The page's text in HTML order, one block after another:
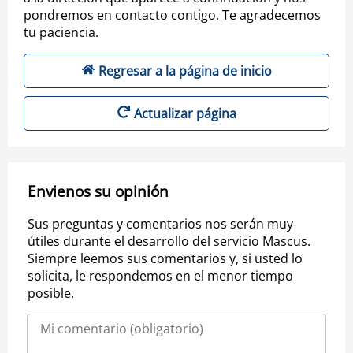
pondremos en contacto contigo. Te agradecemos
tu paciencia.
Regresar a la página de inicio
Actualizar página
Envienos su opinión
Sus preguntas y comentarios nos serán muy
útiles durante el desarrollo del servicio Mascus.
Siempre leemos sus comentarios y, si usted lo
solicita, le respondemos en el menor tiempo
posible.